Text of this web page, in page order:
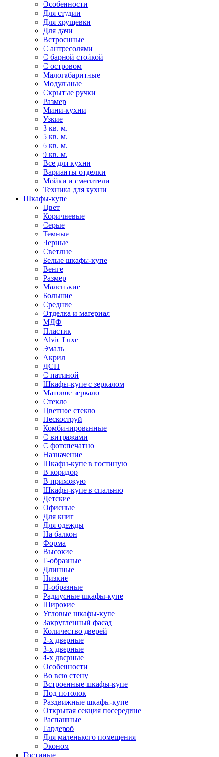
Особенности
Для студии
Для хрущевки
Для дачи
Встроенные
С антресолями
С барной стойкой
С островом
Малогабаритные
Модульные
Скрытые ручки
Размер
Мини-кухни
Узкие
3 кв. м.
5 кв. м.
6 кв. м.
9 кв. м.
Все для кухни
Варианты отделки
Мойки и смесители
Техника для кухни
Шкафы-купе
Цвет
Коричневые
Серые
Темные
Черные
Светлые
Белые шкафы-купе
Венге
Размер
Маленькие
Большие
Средние
Отделка и материал
МДФ
Пластик
Alvic Luxe
Эмаль
Акрил
ДСП
С патиной
Шкафы-купе с зеркалом
Матовое зеркало
Стекло
Цветное стекло
Пескоструй
Комбинированные
С витражами
С фотопечатью
Назначение
Шкафы-купе в гостиную
В коридор
В прихожую
Шкафы-купе в спальню
Детские
Офисные
Для книг
Для одежды
На балкон
Форма
Высокие
Г-образные
Длинные
Низкие
П-образные
Радиусные шкафы-купе
Широкие
Угловые шкафы-купе
Закругленный фасад
Количество дверей
2-х дверные
3-х дверные
4-х дверные
Особенности
Во всю стену
Встроенные шкафы-купе
Под потолок
Раздвижные шкафы-купе
Открытая секция посередине
Распашные
Гардероб
Для маленького помещения
Эконом
Гостиные